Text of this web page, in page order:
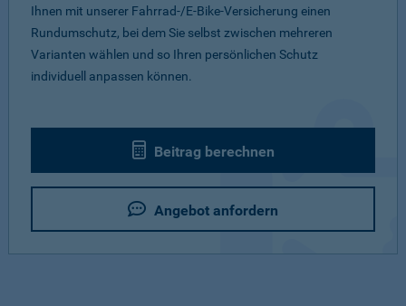
Ihnen mit unserer Fahrrad-/E-Bike-Versicherung einen
Rundumschutz, bei dem Sie selbst zwischen mehreren
Varianten wählen und so Ihren persönlichen Schutz
individuell anpassen können.
Beitrag berechnen
Angebot anfordern